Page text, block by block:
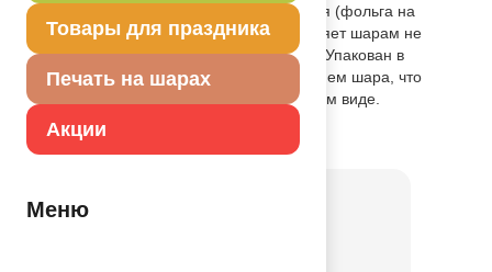
Товары для праздника
Печать на шарах
Акции
Меню
упрощает надувание. Тонкая миларовая (фольга на
полиэтиленовой основе) пленка позволяет шарам не
сдуваться от недели до одного месяца. Упакован в
красочный пакет, с цветным изображением шара, что
позволяет выставлять товар в не надутом виде.
Товар из коллекции